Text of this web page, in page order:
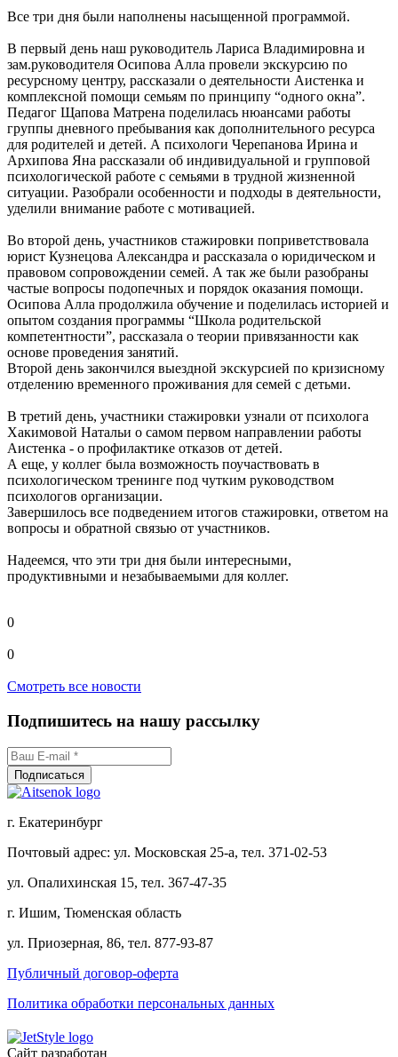
Все три дня были наполнены насыщенной программой.
В первый день наш руководитель Лариса Владимировна и
зам.руководителя Осипова Алла провели экскурсию по
ресурсному центру, рассказали о деятельности Аистенка и
комплексной помощи семьям по принципу “одного окна”.
Педагог Щапова Матрена поделилась нюансами работы
группы дневного пребывания как дополнительного ресурса
для родителей и детей. А психологи Черепанова Ирина и
Архипова Яна рассказали об индивидуальной и групповой
психологической работе с семьями в трудной жизненной
ситуации. Разобрали особенности и подходы в деятельности,
уделили внимание работе с мотивацией.
Во второй день, участников стажировки поприветствовала
юрист Кузнецова Александра и рассказала о юридическом и
правовом сопровождении семей. А так же были разобраны
частые вопросы подопечных и порядок оказания помощи.
Осипова Алла продолжила обучение и поделилась историей и
опытом создания программы “Школа родительской
компетентности”, рассказала о теории привязанности как
основе проведения занятий.
Второй день закончился выездной экскурсией по кризисному
отделению временного проживания для семей с детьми.
В третий день, участники стажировки узнали от психолога
Хакимовой Натальи о самом первом направлении работы
Аистенка - о профилактике отказов от детей.
А еще, у коллег была возможность поучаствовать в
психологическом тренинге под чутким руководством
психологов организации.
Завершилось все подведением итогов стажировки, ответом на
вопросы и обратной связью от участников.
Надеемся, что эти три дня были интересными,
продуктивными и незабываемыми для коллег.
0
0
Смотреть все новости
Подпишитесь на нашу рассылку
г. Екатеринбург
Почтовый адрес: ул. Московская 25-а, тел. 371-02-53
ул. Опалихинская 15, тел. 367-47-35
г. Ишим, Тюменская область
ул. Приозерная, 86, тел. 877-93-87
Публичный договор-оферта
Политика обработки персональных данных
Сайт разработан